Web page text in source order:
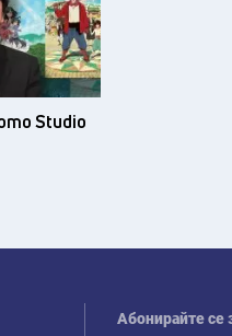
Studio
Абонирайте се